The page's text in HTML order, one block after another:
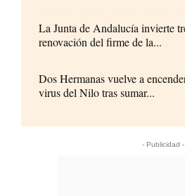
La Junta de Andalucía invierte
renovación del firme de la...
Dos Hermanas vuelve a
virus del Nilo tras sumar...
- Publicidad -